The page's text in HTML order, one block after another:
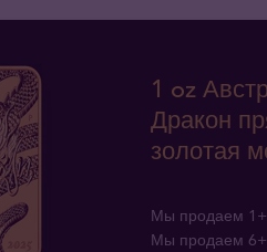
1 oz
Дракон
золотая
Мы продаем 1+
Мы продаем 6+